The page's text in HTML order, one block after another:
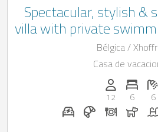
Spectacular, stylish &
villa with private
Bélgica /
Casa de
Personas
12
6
6
Estación de
Desayuno
Cena bajo